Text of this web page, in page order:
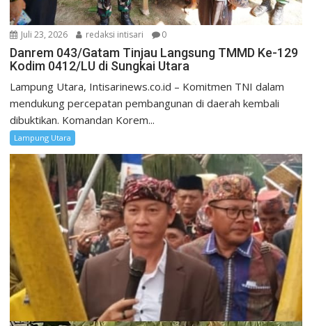
Juli 23, 2026 redaksi intisari 0
Danrem 043/Gatam Tinjau Langsung TMMD Ke-129
Kodim 0412/LU di Sungkai Utara
Lampung Utara, Intisarinews.co.id – Komitmen TNI dalam
mendukung percepatan pembangunan di daerah kembali
dibuktikan. Komandan Korem...
Lampung Utara